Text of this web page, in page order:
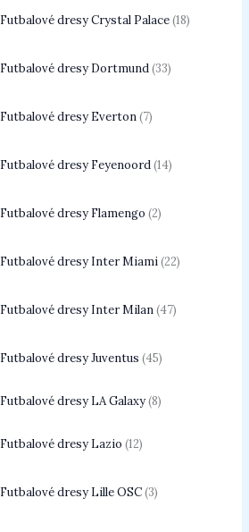
Futbalové dresy Crystal Palace 18
Futbalové dresy Dortmund 33
Futbalové dresy Everton 7
Futbalové dresy Feyenoord 14
Futbalové dresy Flamengo 2
Futbalové dresy Inter Miami 22
Futbalové dresy Inter Milan 47
Futbalové dresy Juventus 45
Futbalové dresy LA Galaxy 8
Futbalové dresy Lazio 12
Futbalové dresy Lille OSC 3